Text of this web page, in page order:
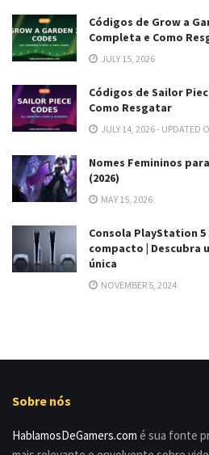
Códigos de Grow a
Completa e Como
JULY 15, 2026
Códigos de Sailor
Como Resgatar
JULY 14, 2026 - UPDATED
Nomes Femininos
(2026)
MAY 15, 2026
Consola PlayStation 5
compacto | Descubra
única
NOVEMBER 5, 2024
Sobre nós
HablamosDeGamers.com é sua fonte